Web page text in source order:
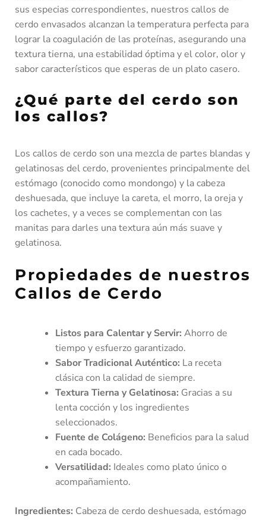
sus especias correspondientes, nuestros callos de
cerdo envasados alcanzan la temperatura perfecta para
lograr la coagulación de las proteínas, asegurando una
textura tierna, una estabilidad óptima y el color, olor y
sabor característicos que esperas de un plato casero.
¿Qué parte del cerdo son
los callos?
Los callos de cerdo son una mezcla de partes blandas y
gelatinosas del cerdo, provenientes principalmente del
estómago (conocido como mondongo) y la cabeza
deshuesada, que incluye la careta, el morro, la oreja y
los cachetes, y a veces se complementan con las
manitas para darles una textura aún más suave y
gelatinosa.
Propiedades de nuestros
Callos de Cerdo
Listos para Calentar y Servir: Ahorro de
tiempo y esfuerzo garantizado.
Sabor Tradicional Auténtico: La receta
clásica con la calidad de siempre.
Textura Tierna y Gelatinosa: Gracias a su
lenta cocción y los ingredientes
seleccionados.
Fuente de Colágeno: Beneficios para la salud
en cada bocado.
Versatilidad: Ideales como plato único o
acompañamiento.
Ingredientes: Cabeza de cerdo deshuesada, estómago